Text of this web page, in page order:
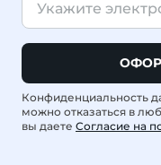
Конфиденциальность
можно отказаться в
вы даете Согласие на